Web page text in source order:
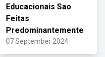
Educacionais Sao
Feitas
Predominantemente
07 September 2024